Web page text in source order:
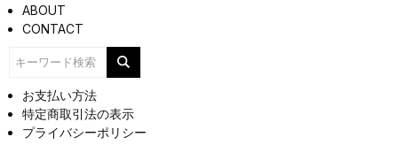
ABOUT
CONTACT
お支払い方法
特定商取引法の表示
プライバシーポリシー